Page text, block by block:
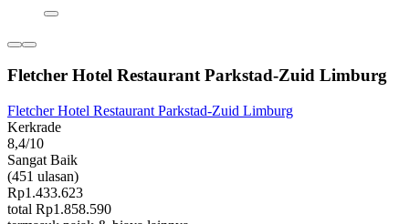
Fletcher Hotel Restaurant Parkstad-Zuid Limburg
Fletcher Hotel Restaurant Parkstad-Zuid Limburg
Kerkrade
8,4/10
Sangat Baik
(451 ulasan)
Rp1.433.623
total Rp1.858.590